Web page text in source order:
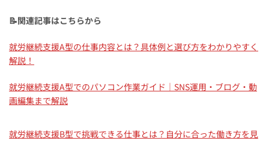
📝関連記事はこちらから
就労継続支援A型の仕事内容とは？具体例と選び方をわかりやすく
解説！
就労継続支援A型でのパソコン作業ガイド｜SNS運用・ブログ・動
画編集まで解説
就労継続支援B型で挑戦できる仕事とは？自分に合った働き方を見